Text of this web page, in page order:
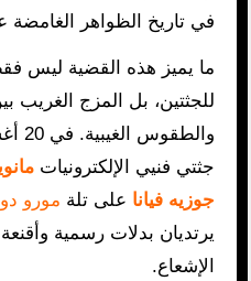
في تاريخ الظواهر الغامضة
ما يميز هذه القضية ليس
للجثتين، بل المزج الغريب
جثتي فنيي الإلكترونيات
جوزيه فيانا على تلة مورو دو
يرتديان بدلات رسمية
الإشعاع.